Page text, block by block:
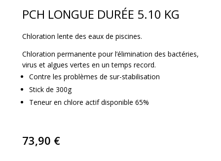
PCH LONGUE DURÉE 5.10 KG
Chloration lente des eaux de piscines.
Chloration permanente pour l’élimination des bactéries,
virus et algues vertes en un temps record.
Contre les problèmes de sur-stabilisation
Stick de 300g
Teneur en chlore actif disponible 65%
73,90 €